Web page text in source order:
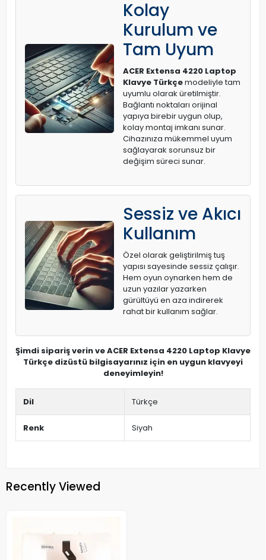
Kolay
Kurulum ve
Tam Uyum
ACER Extensa 4220 Laptop
Klavye Türkçemodeliyle tam
uyumlu olarak üretilmiştir.
Bağlantı noktaları orijinal
yapıya birebir uygun olup,
kolay montaj imkanı sunar.
Cihazınıza mükemmel uyum
sağlayarak sorunsuz bir
değişim süreci sunar.
Sessiz ve Akıcı
Kullanım
Özel olarak geliştirilmiş tuş
yapısı sayesinde sessiz çalışır.
Hem oyun oynarken hem de
uzun yazılar yazarken
gürültüyü en aza indirerek
rahat bir kullanım sağlar.
Şimdi sipariş verin ve ACER Extensa 4220 Laptop Klavye
Türkçe dizüstü bilgisayarınız için en uygun klavyeyi
deneyimleyin!
Dil Türkçe
Renk Siyah
Recently Viewed